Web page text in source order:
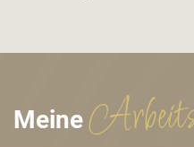
Meine